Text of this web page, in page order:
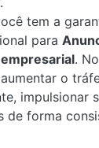
tem a
para
.
o
impulsionar
de forma